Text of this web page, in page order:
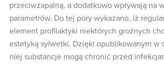
przeciwzapalną, a dodatkowo wpływają
parametrów. Do tej pory wykazano, iż
element profilaktyki niektórych groźnych
estetyką sylwetki. Dzięki opublikowanym w
niej substancje mogą chronić przed